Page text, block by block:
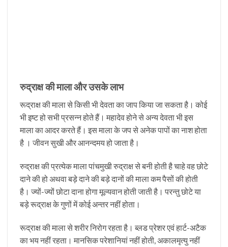
रुद्राक्ष की माला और उसके लाभ
रूद्राक्ष की माला से किसी भी देवता का जाप किया जा सकता है। कोई
भी इष्ट हो सभी प्रसन्न होते हैं। महादेव होने से अन्य देवता भी इस
माला का आदर करते हैं। इस माला के जप से अनेक पापों का नाश होता
है । जीवन सुखी और आनन्दमय हो जाता है।
रुद्राक्ष की प्रत्येक माला पांचमुखी रुद्राक्ष से बनी होती है चाहे वह छोटे
दाने की हो अथवा बड़े दाने की बड़े दानों की माला कम पैसों की होती
है। ज्यों-ज्यों छोटा दाना होगा मूल्यवान होती जाती है। परन्तु छोटे या
बड़े रूद्राक्ष के गुणों में कोई अन्तर नहीं होता।
रूद्राक्ष की माला से शरीर निरोग रहता है। ब्लड प्रेशर एवं हार्ट-अटैक
का भय नहीं रहता। मानसिक परेशानियां नहीं होती, अकालमृत्यु नहीं